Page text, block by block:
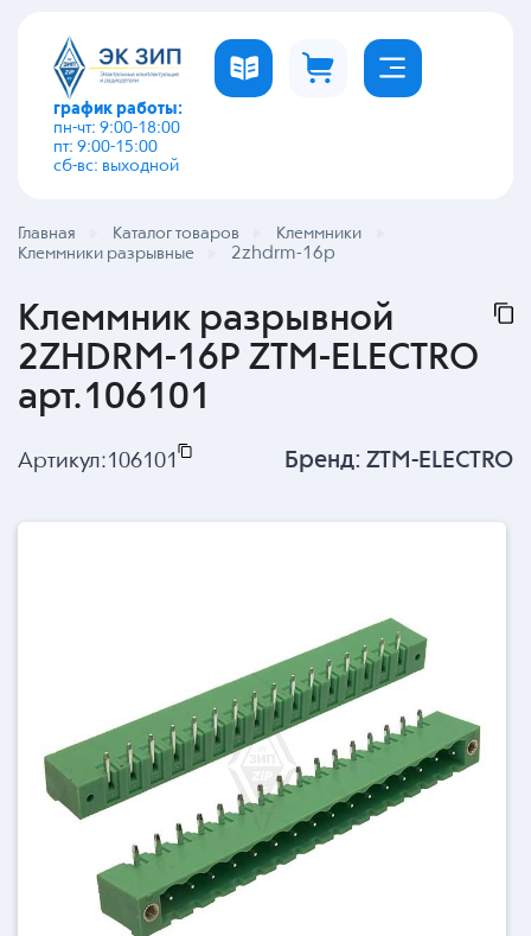
график работы:
пн-чт: 9:00-18:00
пт: 9:00-15:00
сб-вс: выходной
Главная Каталог товаров
Клеммники
Клеммники разрывные
2zhdrm-16p
Клеммник разрывной
2ZHDRM-16P ZTM-ELECTRO
арт.106101
Артикул:106101 Бренд: ZTM-ELECTRO